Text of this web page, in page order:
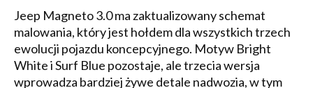
Jeep Magneto 3.0 ma zaktualizowany schemat
malowania, który jest hołdem dla wszystkich trzech
ewolucji pojazdu koncepcyjnego. Motyw Bright
White i Surf Blue pozostaje, ale trzecia wersja
wprowadza bardziej żywe detale nadwozia, w tym